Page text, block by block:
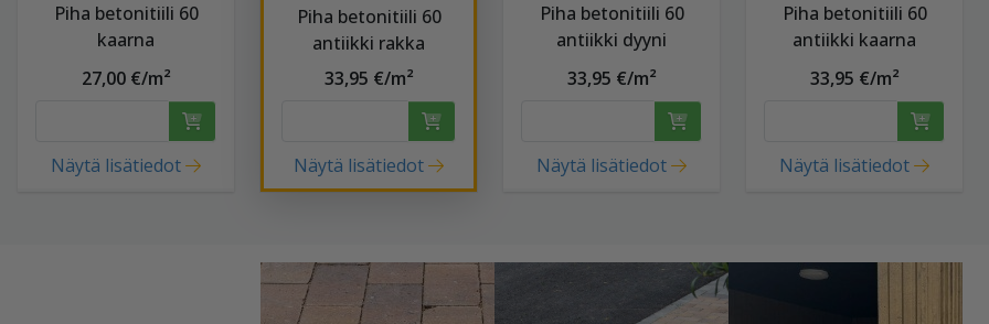
Piha betonitiili 60
kaarna
27,00 €/m²
Näytä lisätiedot
Piha betonitiili 60
antiikki rakka
33,95 €/m²
Näytä lisätiedot
Piha betonitiili 60
antiikki dyyni
33,95 €/m²
Näytä lisätiedot
Piha betonitiili 60
antiikki kaarna
33,95 €/m²
Näytä lisätiedot